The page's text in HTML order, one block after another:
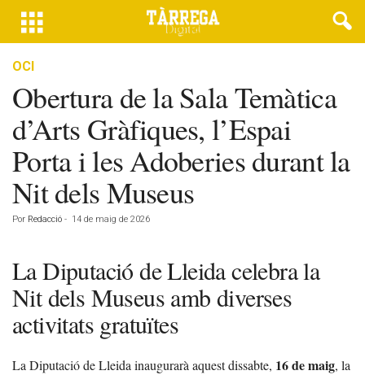
OCI
Obertura de la Sala Temàtica
d’Arts Gràfiques, l’Espai
Porta i les Adoberies durant la
Nit dels Museus
Por Redacció - 14 de maig de 2026
La Diputació de Lleida celebra la
Nit dels Museus amb diverses
activitats gratuïtes
La Diputació de Lleida inaugurarà aquest dissabte, 16 de maig, la